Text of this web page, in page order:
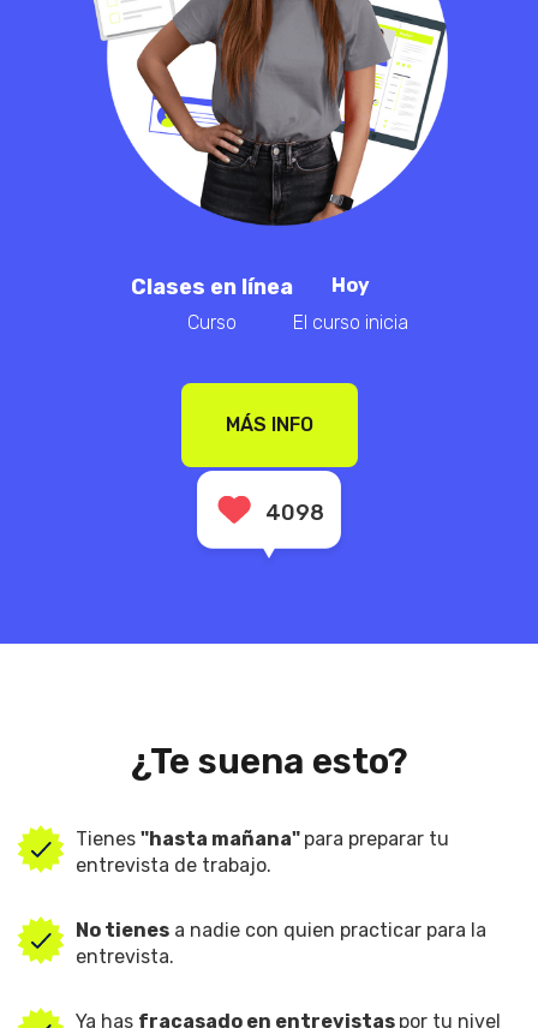
Clases en línea
Curso
Hoy
El curso inicia
MÁS INFO
4098
¿Te suena esto?
Tienes "hasta mañana" para preparar tu
entrevista de trabajo.
No tienes a nadie con quien practicar para la
entrevista.
Ya has fracasado en entrevistas por tu nivel